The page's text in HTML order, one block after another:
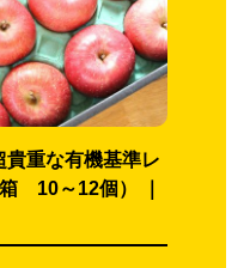
重な有機基準レ
10～12個） ｜